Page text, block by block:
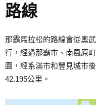
路線
那霸馬拉松的路線會從奧
行，經過那霸市、南風原
園，經系滿市和豐見城市
42.195公里。